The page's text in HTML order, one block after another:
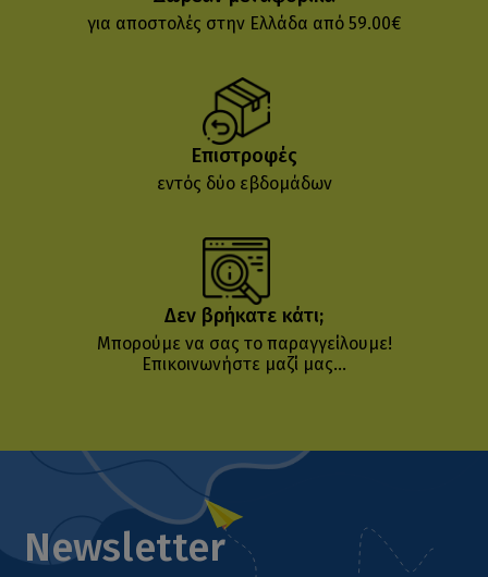
για αποστολές στην Ελλάδα από 59.00€
Επιστροφές
εντός δύο εβδομάδων
Δεν βρήκατε κάτι;
Μπορούμε να σας το παραγγείλουμε!
Επικοινωνήστε μαζί μας...
Newsletter